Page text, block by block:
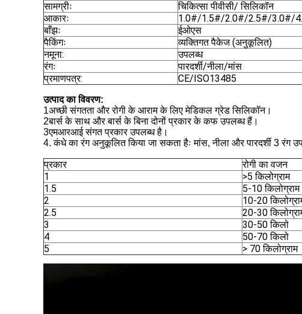
सामग्रीः
चिकित्सा पीवीसी/ सिलिकॉन
आकारः
1.0#/1.5#/2.0#/2.5#/3.0#/
बाँझः
ईओएस
पैकिंगः
व्यक्तिगत पैकेज (अनुकूलित)
नमूना:
उपलब्ध
रंगः
पारदर्शी/नीला/मांस
प्रमाणपत्र:
CE/ISO13485
उत्पाद का विवरण:
1अच्छी संगतता और रोगी के आराम के लिए मेडिकल ग्रेड सिलिकॉन।
2बार्स के साथ और बार्स के बिना दोनों प्रकार के कफ उपलब्ध हैं।
3एमआरआई संगत प्रकार उपलब्ध है।
4. कंधे का रंग अनुकूलित किया जा सकता हैः मांस, नीला और पारदर्शी 3 रंग
प्रकार
रोगी का वजन
1
>5 किलोग्राम
1.5
5-10 किलोग्राम
2
10-20
2.5
20-30
3
30-50 किलो
4
50-70 किलो
5
> 70 किलोग्राम